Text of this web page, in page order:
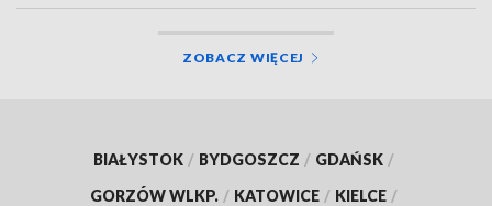
ZOBACZ WIĘCEJ
BIAŁYSTOK / BYDGOSZCZ / GDAŃSK /
GORZÓW WLKP. / KATOWICE / KIELCE /